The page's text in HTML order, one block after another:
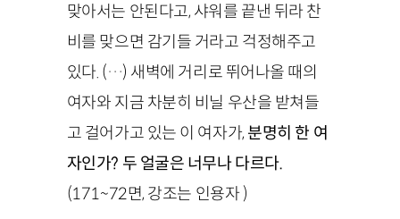
맞아서는 안된다고, 샤워를 끝낸 뒤라 찬
비를 맞으면 감기들 거라고 걱정해주고
있다. (…) 새벽에 거리로 뛰어나올 때의
여자와 지금 차분히 비닐 우산을 받쳐들
고 걸어가고 있는 이 여자가, 분명히 한 여
자인가? 두 얼굴은 너무나 다르다.
(171~72면, 강조는 인용자 )